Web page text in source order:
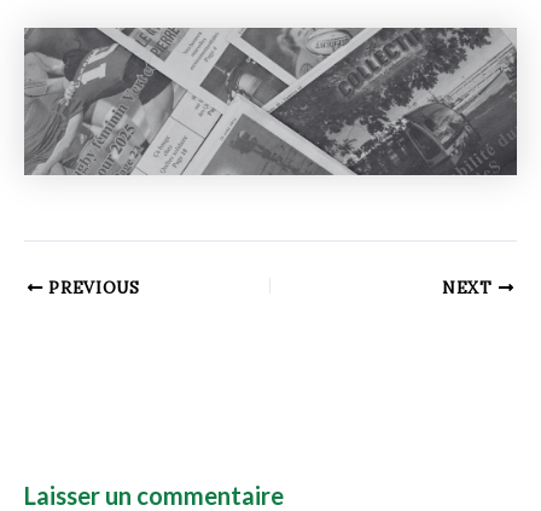
PREVIOUS NEXT
Laisser un commentaire